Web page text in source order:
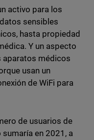
activo para los
sensibles
hasta propiedad
Y un aspecto
aparatos médicos
usan un
de WiFi para
de usuarios de
en 2021, a